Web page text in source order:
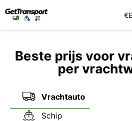
€
Beste prijs voor
per
Vrachtauto
Schip